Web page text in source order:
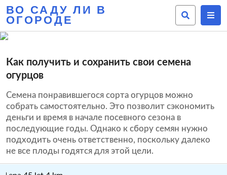
ВО САДУ ЛИ В
ОГОРОДЕ
Как получить и сохранить свои семена
огурцов
Семена понравившегося сорта огурцов можно
собрать самостоятельно. Это позволит сэкономить
деньги и время в начале посевного сезона в
последующие годы. Однако к сбору семян нужно
подходить очень ответственно, поскольку далеко
не все плоды годятся для этой цели.